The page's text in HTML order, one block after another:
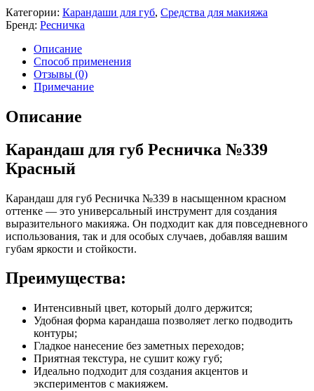
Категории: Карандаши для губ, Средства для макияжа
Бренд: Ресничка
Описание
Способ применения
Отзывы (0)
Примечание
Описание
Карандаш для губ Ресничка №339
Красный
Карандаш для губ Ресничка №339 в насыщенном красном
оттенке — это универсальный инструмент для создания
выразительного макияжа. Он подходит как для повседневного
использования, так и для особых случаев, добавляя вашим
губам яркости и стойкости.
Преимущества:
Интенсивный цвет, который долго держится;
Удобная форма карандаша позволяет легко подводить
контуры;
Гладкое нанесение без заметных переходов;
Приятная текстура, не сушит кожу губ;
Идеально подходит для создания акцентов и
экспериментов с макияжем.